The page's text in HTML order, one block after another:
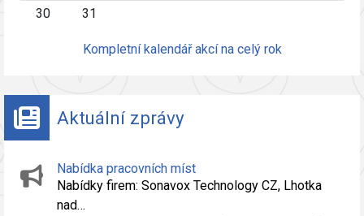
30
31
Kompletní kalendář akcí na celý rok
Aktuální zprávy
Nabídka pracovních míst
Nabídky firem: Sonavox Technology CZ, Lhotka
nad…